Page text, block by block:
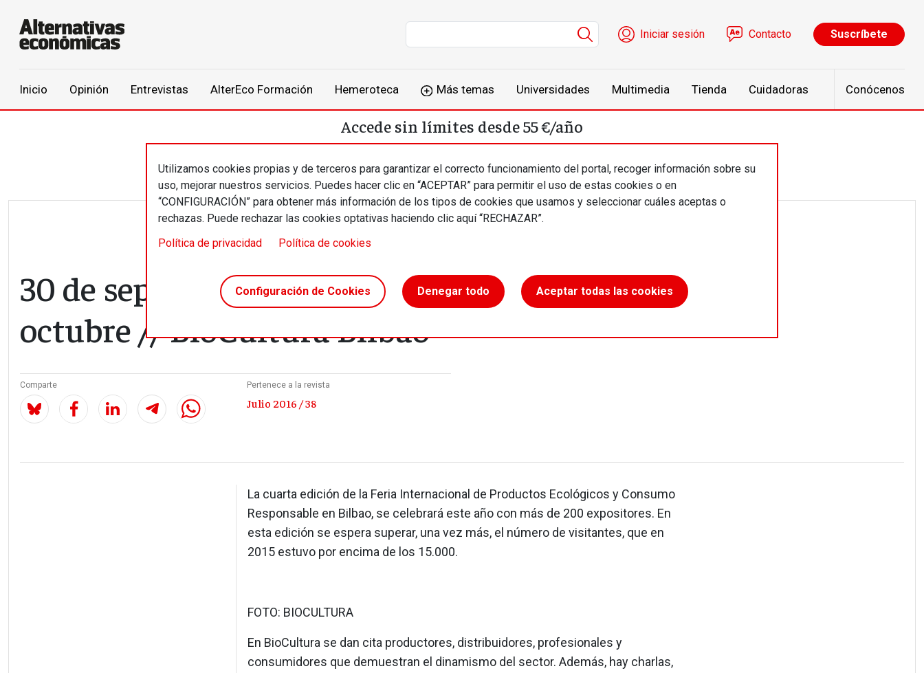
Menú de cuenta de usuario
Iniciar sesión Contacto Suscríbete
Inicio Opinión Entrevistas AlterEco Formación Hemeroteca Más temas Universidades Multimedia Tienda Cuidadoras Conócenos
Utilizamos cookies propias y de terceros para garantizar el correcto funcionamiento del portal, recoger información sobre su
uso, mejorar nuestros servicios. Puedes hacer clic en “ACEPTAR” para permitir el uso de estas cookies o en
“CONFIGURACIÓN” para obtener más información de los tipos de cookies que usamos y seleccionar cuáles aceptas o
rechazas. Puede rechazar las cookies optativas haciendo clic aquí “RECHAZAR”.
Política de privacidad
Política de cookies
Configuración de Cookies Denegar todo Aceptar todas las cookies
Accede sin límites desde 55 €/año
30 de septiembre al 2 de
octubre // BioCultura Bilbao
Comparte Pertenece a la revista
Julio 2016 / 38
La cuarta edición de la Feria Internacional de Productos Ecológicos y Consumo
Responsable en Bilbao, se celebrará este año con más de 200 expositores. En
esta edición se espera superar, una vez más, el número de visitantes, que en
2015 estuvo por encima de los 15.000.
FOTO: BIOCULTURA
En BioCultura se dan cita productores, distribuidores, profesionales y
consumidores que demuestran el dinamismo del sector. Además, hay charlas,